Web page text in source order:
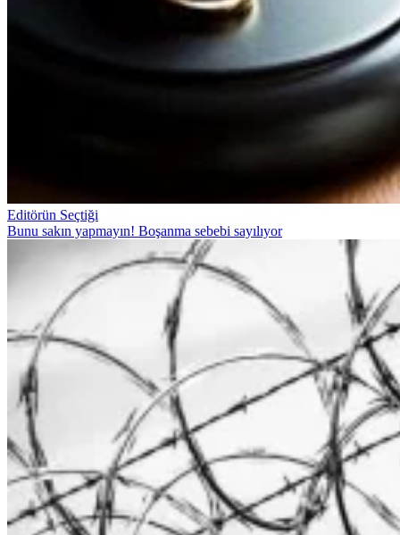
Editörün Seçtiği
Bunu sakın yapmayın! Boşanma sebebi sayılıyor